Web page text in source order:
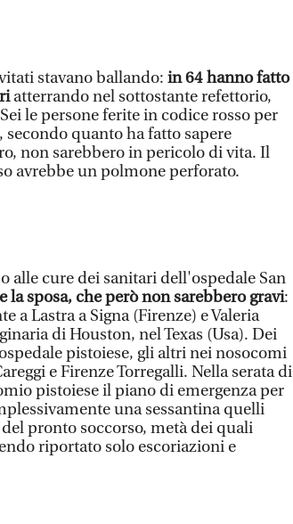
stavano ballando: in 64 hanno fatto
atterrando nel sottostante refettorio,
le persone ferite in codice rosso per
quanto ha fatto sapere
non sarebbero in pericolo di vita. Il
avrebbe un polmone perforato.
alle cure dei sanitari dell'ospedale San
la sposa, che però non sarebbero gravi:
a Lastra a Signa (Firenze) e Valeria
di Houston, nel Texas (Usa). Dei
pistoiese, gli altri nei nosocomi
e Firenze Torregalli. Nella serata di
pistoiese il piano di emergenza per
una sessantina quelli
pronto soccorso, metà dei quali
riportato solo escoriazioni e